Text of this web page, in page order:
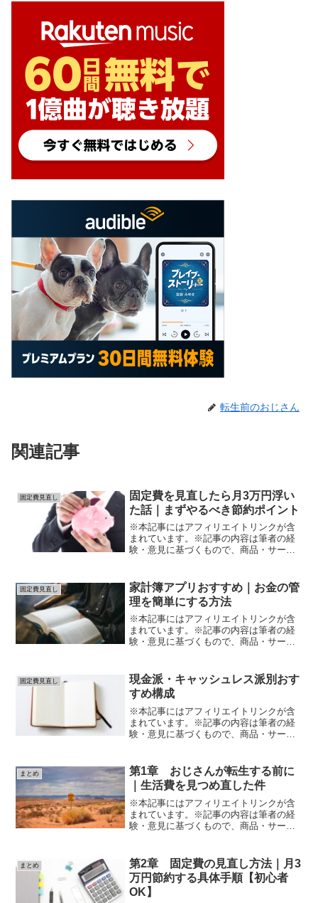
転生前のおじさん
関連記事
固定費見直し
固定費を見直したら月3万円浮い
た話｜まずやるべき節約ポイント
※本記事にはアフィリエイトリンクが含
まれています。※記事の内容は筆者の経
験・意見に基づくもので、商品・サービ
式情報・規約を必ず確認のうえ、自己責
任で行ってください。固定...
固定費見直し
家計簿アプリおすすめ｜お金の管
理を簡単にする方法
※本記事にはアフィリエイトリンクが含
まれています。※記事の内容は筆者の経
験・意見に基づくもので、商品・サービ
式情報・規約を必ず確認のうえ、自己責
任で行ってください。「お...
固定費見直し
現金派・キャッシュレス派別おす
すめ構成
※本記事にはアフィリエイトリンクが含
まれています。※記事の内容は筆者の経
験・意見に基づくもので、商品・サービ
式情報・規約を必ず確認のうえ、自己責
任で行ってください。家計...
まとめ
第1章 おじさんが転生する前に
｜生活費を見つめ直した件
※本記事にはアフィリエイトリンクが含
まれています。※記事の内容は筆者の経
験・意見に基づくもので、商品・サービ
式情報・規約を必ず確認のうえ、自己責
任で行ってください。毎月...
まとめ
第2章 固定費の見直し方法｜月3
万円節約する具体手順【初心者
OK】